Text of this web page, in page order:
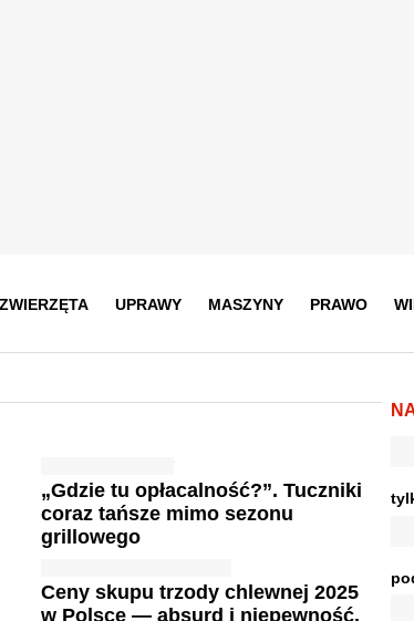
ZWIERZĘTA UPRAWY MASZYNY PRAWO
„Gdzie tu opłacalność?”. Tuczniki
coraz tańsze mimo sezonu
grillowego
Ceny skupu trzody chlewnej 2025
w Polsce — absurd i niepewność.